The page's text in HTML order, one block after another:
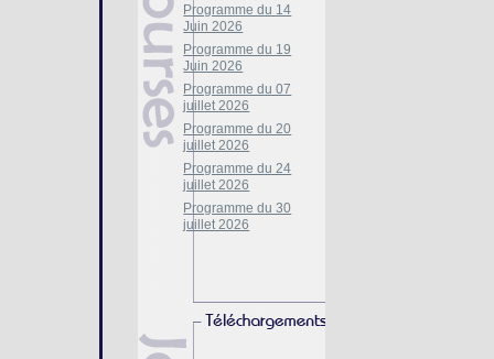
Programme du 14
Juin 2026
Programme du 19
Juin 2026
Programme du 07
juillet 2026
Programme du 20
juillet 2026
Programme du 24
juillet 2026
Programme du 30
juillet 2026